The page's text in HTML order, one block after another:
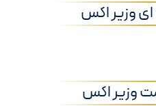
وزیر اکس
وزیر اکس